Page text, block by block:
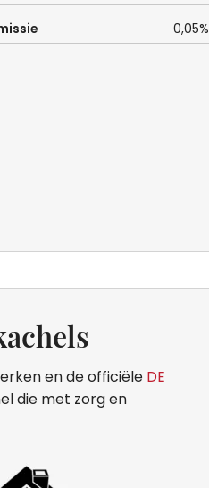
0,05%
en de officiële DE
die met zorg en